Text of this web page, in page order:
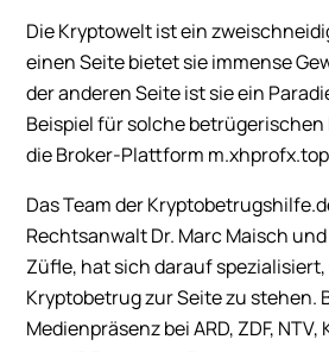
Die Kryptowelt ist ein
einen Seite bietet sie immense
der anderen Seite ist sie ein
Beispiel für solche
die Broker-Plattform
Das Team der
Rechtsanwalt Dr. Marc Maisch
Züfle, hat sich darauf
Kryptobetrug zur Seite zu stehen.
Medienpräsenz bei ARD, ZDF, NTV,